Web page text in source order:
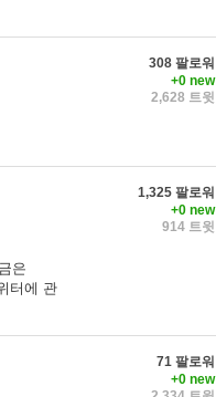
308 팔로워
+0 new
2,628 트윗
1,325 팔로워
+0 new
914 트윗
은
터에 관
71 팔로워
+0 new